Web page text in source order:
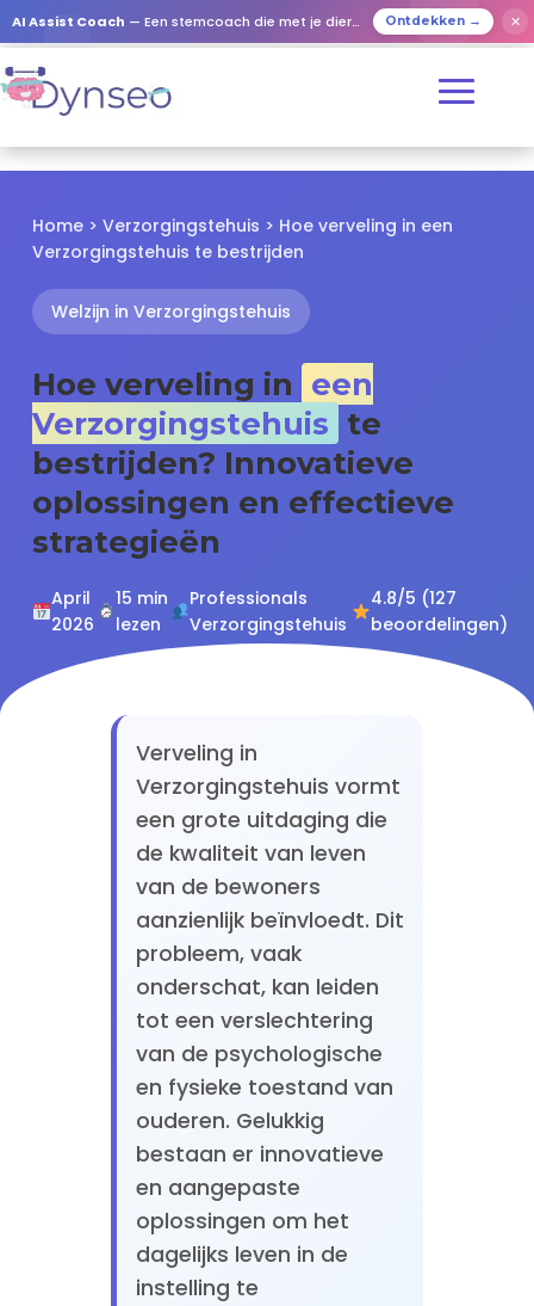
AI Assist Coach — Een stemcoach die met je dierbaren speelt Ontdekken → ✕
Home > Verzorgingstehuis > Hoe verveling in een
Verzorgingstehuis te bestrijden
Welzijn in Verzorgingstehuis
Hoe verveling in een
Verzorgingstehuis te
bestrijden? Innovatieve
oplossingen en effectieve
strategieën
April
2026
15 min
lezen
Professionals
Verzorgingstehuis
4.8/5 (127
beoordelingen)
Verveling in
Verzorgingstehuis vormt
een grote uitdaging die
de kwaliteit van leven
van de bewoners
aanzienlijk beïnvloedt. Dit
probleem, vaak
onderschat, kan leiden
tot een verslechtering
van de psychologische
en fysieke toestand van
ouderen. Gelukkig
bestaan er innovatieve
en aangepaste
oplossingen om het
dagelijks leven in de
instelling te